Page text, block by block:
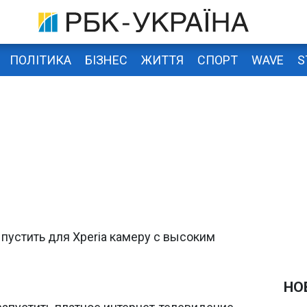
ПОЛІТИКА БІЗНЕС ЖИТТЯ СПОРТ WAVE
для Xperia камеру с высоким